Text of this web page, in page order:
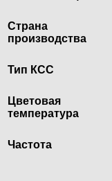
Страна
производства
Тип КСС
Цветовая
температура
Частота